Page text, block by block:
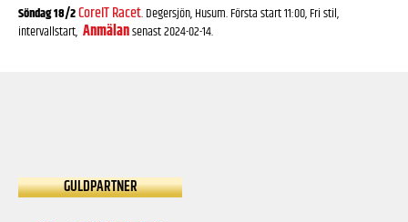
Söndag 18/2CoreIT Racet. Degersjön, Husum. Första start 11:00, Fri stil,
intervallstart, Anmälansenast 2024-02-14.
GULDPARTNER